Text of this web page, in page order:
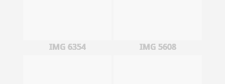
IMG 6354 IMG 5608